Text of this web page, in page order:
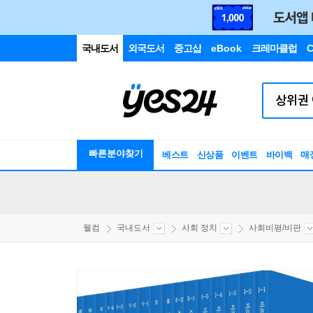
국내도서 외국도서 중고샵 eBook 크레마클럽
빠른분야찾기 베스트 신상품 이벤트 바이백 매
웰컴 국내도서 사회 정치 사회비평/비판